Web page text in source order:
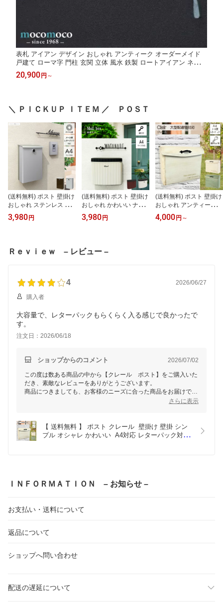
表札 アイアン デザイン おしゃれ アンティーク オーダーメイド
戸建て ローマ字 門柱 玄関 立体 風水 鉄製 ロートアイアン ネーム
プレート かわいい シンプル 槌目 アルファベット叩き加工 モダン
送料無料【Verona type-01】
20,900円 ～
＼ ＰＩＣＫＵＰ ＩＴＥＭ ／ ＰＯＳＴ
(送料無料) ポスト 壁掛け
おしゃれ ステンレス 北
欧 モダン シック 無地 レ
ターパック対応 郵便ポス
プル A4対応 集合住宅 一
戸建て 屋外 おしゃれポ
ラウン 【モンテ】
3,980円
(送料無料) ポスト 壁掛け
おしゃれ かわいい ナチ
ュラル 郵便ポスト キー
シリンダー錠付き 鍵付き
ル 無地 集合住宅 一戸建
て 屋外 おしゃれポスト
3,980円
(送料無料) ポスト 壁掛け
おしゃれ アンティーク
ステンレス 北欧 鍵なし
ナチュラル エイジング
ン 白 【クレール】
4,000円 ～
Ｒｅｖｉｅｗ – レビュー –
4 2026/06/27
購入者
大容量で、レターパックもらくらく入る感じで良かったで
す。
注文日：2026/06/18
ショップからのコメント 2026/07/02
この度は数ある商品の中から【クレール ポスト】をご購入いた
だき、素敵なレビューをありがとうございます。
商品につきましても、お客様のニーズに合った商品をお届けでき
まして、当店といたしましてもうれしい限りでございます。
またご利用いただける日を、スタッフ一同心よりお待ちしており
ます。
さらに表示
【 送料無料 】 ポスト クレール  壁掛け 壁掛 シン
プル オシャレ かわいい  A4対応 レターパック対応
ＩＮＦＯＲＭＡＴＩＯＮ – お知らせ –
お支払い・送料について
返品について
ショップへ問い合わせ
配送の遅延について